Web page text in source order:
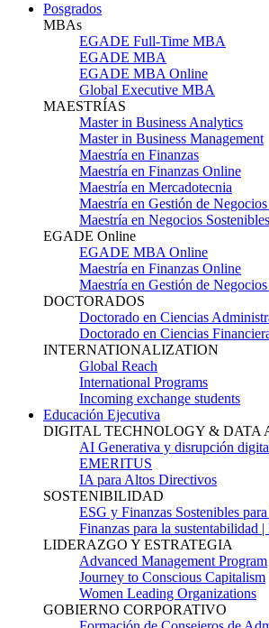
Posgrados
MBAs
EGADE Full-Time MBA
EGADE MBA
EGADE MBA Online
Global Executive MBA
MAESTRÍAS
Master in Business Analytics
Master in Business Management
Maestría en Finanzas
Maestría en Finanzas Online
Maestría en Mercadotecnia
Maestría en Gestión de
Maestría en Negocios Sostenibles
EGADE Online
EGADE MBA Online
Maestría en Finanzas Online
Maestría en Gestión de
DOCTORADOS
Doctorado en Ciencias
Doctorado en Ciencias
INTERNATIONALIZATION
Global Reach
International Programs
Incoming exchange students
Educación Ejecutiva
DIGITAL TECHNOLOGY & DATA
AI Generativa y disrupción
EMERITUS
IA para Altos Directivos
SOSTENIBILIDAD
ESG y Finanzas Sostenibles
Finanzas para la sustentabilidad
LIDERAZGO Y ESTRATEGIA
Advanced Management Program
Journey to Conscious Capitalism
Women Leading Organizations
GOBIERNO CORPORATIVO